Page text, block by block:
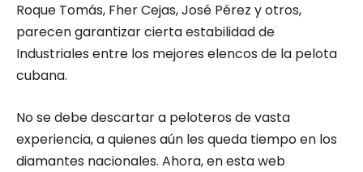
Roque Tomás, Fher Cejas, José Pérez y otros,
parecen garantizar cierta estabilidad de
Industriales entre los mejores elencos de la pelota
cubana.
No se debe descartar a peloteros de vasta
experiencia, a quienes aún les queda tiempo en los
diamantes nacionales. Ahora, en esta web